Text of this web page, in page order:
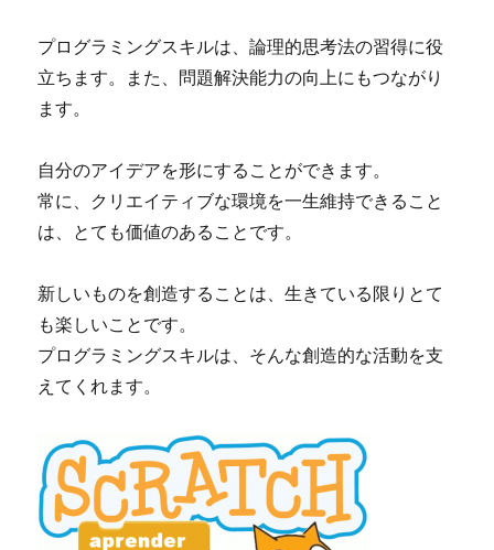
プログラミングスキルは、論理的思考法の習得に役
立ちます。また、問題解決能力の向上にもつながり
ます。
自分のアイデアを形にすることができます。
常に、クリエイティブな環境を一生維持できること
は、とても価値のあることです。
新しいものを創造することは、生きている限りとて
も楽しいことです。
プログラミングスキルは、そんな創造的な活動を支
えてくれます。